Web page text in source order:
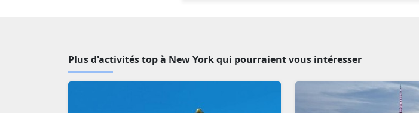
Plus d'activités top à New York qui pourraient vous intéresser